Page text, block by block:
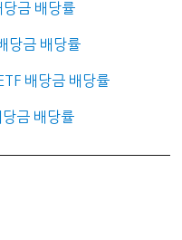
금 배당률
당금 배당률
배당금 배당률
금 배당률